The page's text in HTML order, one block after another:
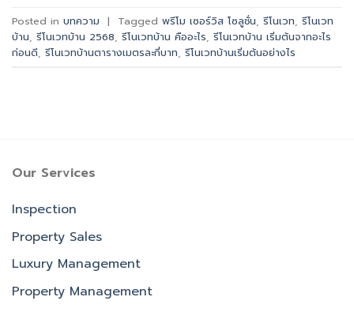
Posted in บทความ | Tagged พรีโม เซอร์วิส โซลูชั่น, รีโนเวท, รีโนเวท
บ้าน, รีโนเวทบ้าน 2568, รีโนเวทบ้าน คืออะไร, รีโนเวทบ้าน เริ่มต้นจากอะไร
ก่อนดี, รีโนเวทบ้านตารางเมตรละกี่บาท, รีโนเวทบ้านเริ่มต้นอย่างไร
Our Services
Inspection
Property Sales
Luxury Management
Property Management